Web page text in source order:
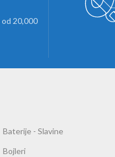
20,000
Baterije - Slavine
Bojleri